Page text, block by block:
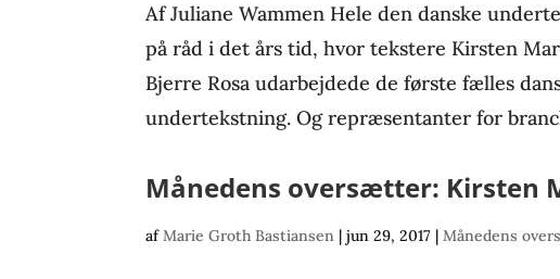
Af Juliane Wammen Hele den danske
på råd i det års tid, hvor tekstere Kirsten
Bjerre Rosa udarbejdede de første fælles
undertekstning. Og repræsentanter for
Månedens oversætter: Kirsten
afMarie Groth Bastiansen |jun 29, 2017 |Månedens